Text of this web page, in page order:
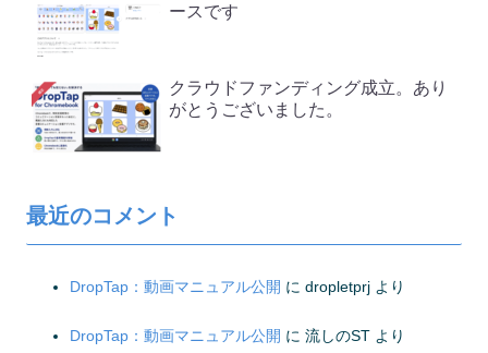
ースです
クラウドファンディング成立。あり
がとうございました。
最近のコメント
DropTap：動画マニュアル公開 に dropletprj より
DropTap：動画マニュアル公開 に 流しのST より